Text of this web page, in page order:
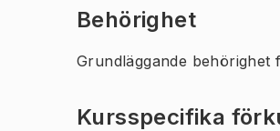
Behörighet
Grundläggande behörighet
Kursspecifika